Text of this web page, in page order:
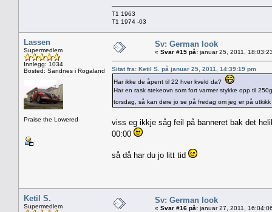
T1 1963
T1 1974 -03
Lassen
Supermedlem
Innlegg: 1034
Bosted: Sandnes i Rogaland
Praise the Lowered
Sv: German look
« Svar #15 på: januar 25, 2011,
Sitat fra: Ketil S. på januar 25, 2011, 14:39:19 pm
Har ikke de åpent til 22 hver kveld da?
Har en rask stekeovn som fort varmer stykke opp til
torsdag, så kan dere jo se på fredag om jeg er på
viss eg ikkje såg feil på banneret bak det
00:00
så då har du jo litt tid
Ketil S.
Supermedlem
Sv: German look
« Svar #16 på: januar 27, 2011,